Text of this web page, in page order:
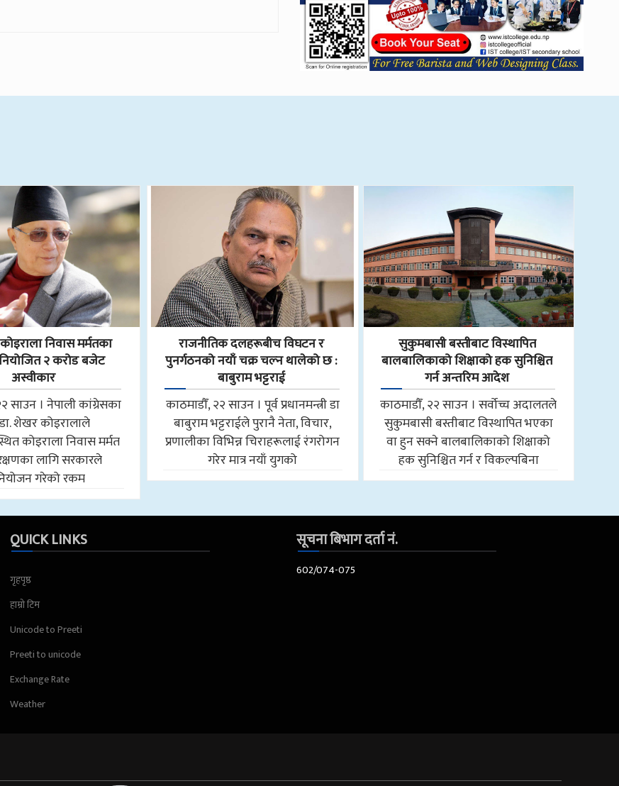
निवास मर्मतका
२ करोड बजेट
अस्वीकार
साउन । नेपाली कांग्रेसका
शेखर कोइरालाले
कोइराला निवास मर्मत
लागि सरकारले
गरेको रकम
राजनीतिक दलहरूबीच विघटन र
पुनर्गठनको नयाँ चक्र चल्न थालेको छ :
बाबुराम भट्टराई
काठमाडौँ, २२ साउन । पूर्व प्रधानमन्त्री डा
बाबुराम भट्टराईले पुरानै नेता, विचार,
प्रणालीका विभिन्न चिराहरूलाई रंगरोगन
गरेर मात्र नयाँ युगको
सुकुमबासी बस्तीबाट विस्थापित
बालबालिकाको शिक्षाको हक सुनिश्चित
गर्न अन्तरिम आदेश
काठमाडौँ, २२ साउन । सर्वोच्च अदालतले
सुकुमबासी बस्तीबाट विस्थापित भएका
वा हुन सक्ने बालबालिकाको शिक्षाको
हक सुनिश्चित गर्न र विकल्पबिना
QUICK LINKS
गृहपृष्ठ
हाम्रो टिम
Unicode to Preeti
Preeti to unicode
Exchange Rate
Weather
सूचना बिभाग दर्ता नं.
602/074-075